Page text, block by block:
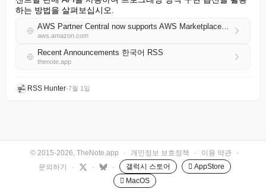
하는 방법을 살펴보십시오.
AWS Partner Central now supports AWS Marketplace listings for co-selling
aws.amazon.com
Recent Announcements 한국어 RSS
thenote.app
RSS Hunter•7월 1일
© 2015-2026, TheNote.app · 개인정보 보호정책 · 이용 약관
·
문의하기
· · · 갤럭시 스토어
 AppStore
 MacOS